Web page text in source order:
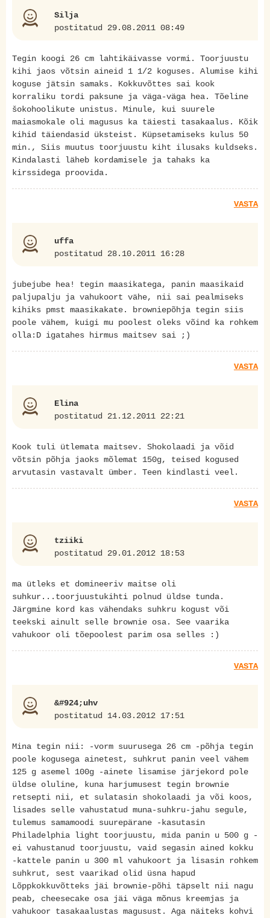
Silja
postitatud 29.08.2011 08:49
Tegin koogi 26 cm lahtikäivasse vormi. Toorjuustu
kihi jaos võtsin aineid 1 1/2 koguses. Alumise kihi
koguse jätsin samaks. Kokkuvõttes sai kook
korraliku tordi paksune ja väga-väga hea. Tõeline
šokohoolikute unistus. Minule, kui suurele
maiasmokale oli magusus ka täiesti tasakaalus. Kõik
kihid täiendasid üksteist. Küpsetamiseks kulus 50
min., Siis muutus toorjuustu kiht ilusaks kuldseks.
Kindalasti läheb kordamisele ja tahaks ka
kirssidega proovida.
VASTA
uffa
postitatud 28.10.2011 16:28
jubejube hea! tegin maasikatega, panin maasikaid
paljupalju ja vahukoort vähe, nii sai pealmiseks
kihiks pmst maasikakate. browniepõhja tegin siis
poole vähem, kuigi mu poolest oleks võind ka rohkem
olla:D igatahes hirmus maitsev sai ;)
VASTA
Elina
postitatud 21.12.2011 22:21
Kook tuli ütlemata maitsev. Shokolaadi ja võid
võtsin põhja jaoks mõlemat 150g, teised kogused
arvutasin vastavalt ümber. Teen kindlasti veel.
VASTA
tziiki
postitatud 29.01.2012 18:53
ma ütleks et domineeriv maitse oli
suhkur...toorjuustukihti polnud üldse tunda.
Järgmine kord kas vähendaks suhkru kogust või
teekski ainult selle brownie osa. See vaarika
vahukoor oli tõepoolest parim osa selles :)
VASTA
&#924;uhv
postitatud 14.03.2012 17:51
Mina tegin nii: -vorm suurusega 26 cm -põhja tegin
poole kogusega ainetest, suhkrut panin veel vähem
125 g asemel 100g -ainete lisamise järjekord pole
üldse oluline, kuna harjumusest tegin brownie
retsepti nii, et sulatasin shokolaadi ja või koos,
lisades selle vahustatud muna-suhkru-jahu segule,
tulemus samamoodi suurepärane -kasutasin
Philadelphia light toorjuustu, mida panin u 500 g -
ei vahustanud toorjuustu, vaid segasin ained kokku
-kattele panin u 300 ml vahukoort ja lisasin rohkem
suhkrut, sest vaarikad olid üsna hapud
Lõppkokkuvõtteks jäi brownie-põhi täpselt nii nagu
peab, cheesecake osa jäi väga mõnus kreemjas ja
vahukoor tasakaalustas magusust. Aga näiteks kohvi